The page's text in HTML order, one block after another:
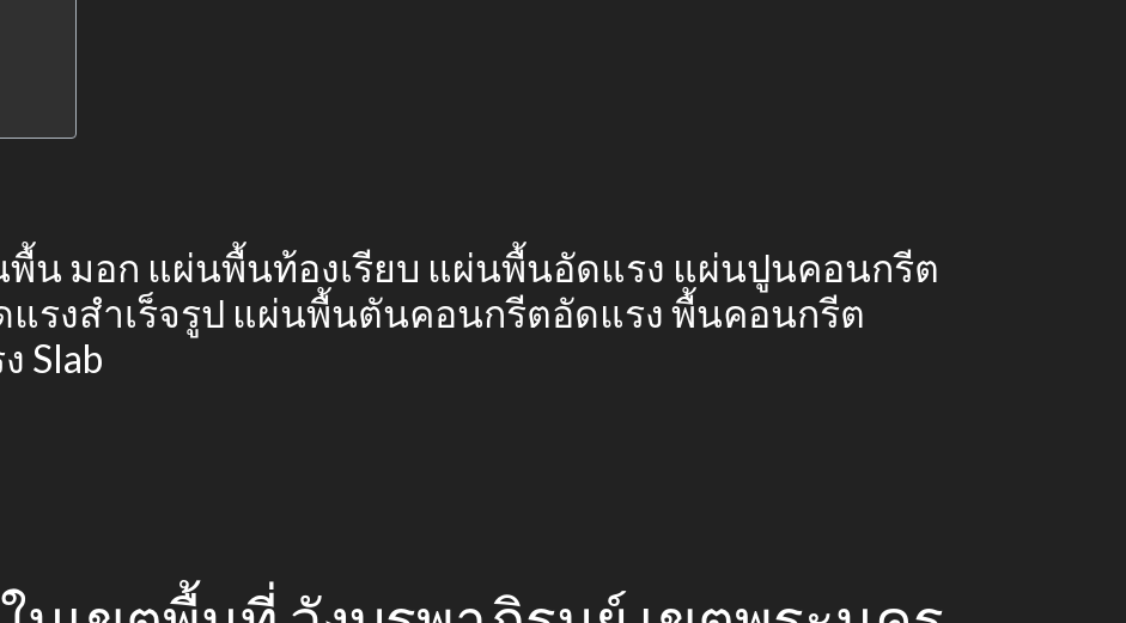
พื้น มอก แผ่นพื้นท้องเรียบ แผ่นพื้นอัดแรง แผ่นปูนคอนกรีต
รงสำเร็จรูป แผ่นพื้นตันคอนกรีตอัดแรง พื้นคอนกรีต
Slab